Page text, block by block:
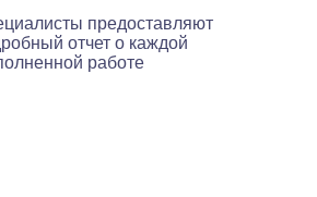
предоставляют
отчет о каждой
работе